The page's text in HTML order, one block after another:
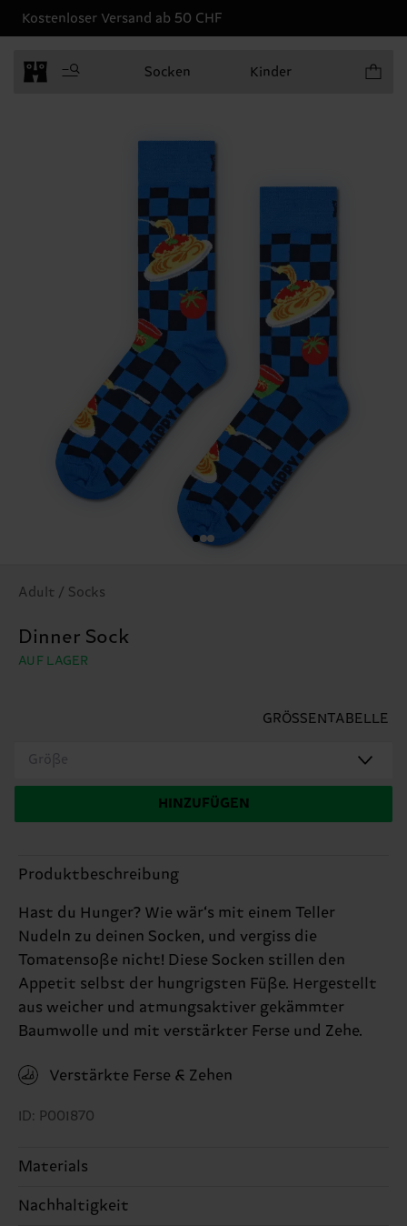
Kostenloser Versand ab 50 CHF
Socken Kinder
Adult / Socks
Dinner Sock
AUF LAGER
GRÖSSENTABELLE
Größe
HINZUFÜGEN
Produktbeschreibung
Hast du Hunger? Wie wär‘s mit einem Teller
Nudeln zu deinen Socken, und vergiss die
Tomatensoße nicht! Diese Socken stillen den
Appetit selbst der hungrigsten Füße. Hergestellt
aus weicher und atmungsaktiver gekämmter
Baumwolle und mit verstärkter Ferse und Zehe.
Verstärkte Ferse & Zehen
ID: P001870
Materials
86% Cotton, 12% Polyamide, 2% Elastane
Nachhaltigkeit